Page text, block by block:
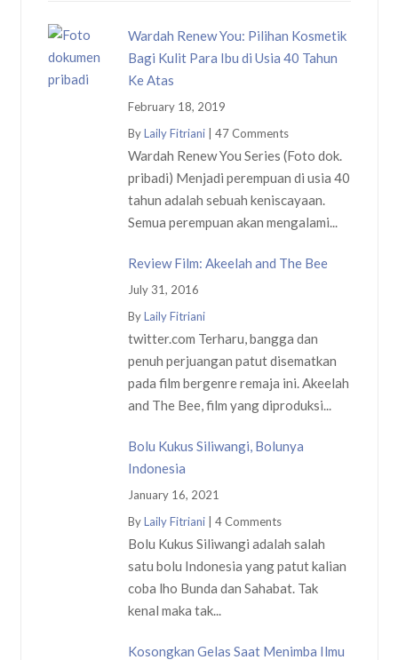
Wardah Renew You: Pilihan Kosmetik
Bagi Kulit Para Ibu di Usia 40 Tahun
Ke Atas
February 18, 2019
ByLaily Fitriani| 47 Comments
Wardah Renew You Series (Foto dok.
pribadi) Menjadi perempuan di usia 40
tahun adalah sebuah keniscayaan.
Semua perempuan akan mengalami...
Review Film: Akeelah and The Bee
July 31, 2016
ByLaily Fitriani
twitter.com Terharu, bangga dan
penuh perjuangan patut disematkan
pada film bergenre remaja ini. Akeelah
and The Bee, film yang diproduksi...
Bolu Kukus Siliwangi, Bolunya
Indonesia
January 16, 2021
ByLaily Fitriani| 4 Comments
Bolu Kukus Siliwangi adalah salah
satu bolu Indonesia yang patut kalian
coba lho Bunda dan Sahabat. Tak
kenal maka tak...
Kosongkan Gelas Saat Menimba Ilmu